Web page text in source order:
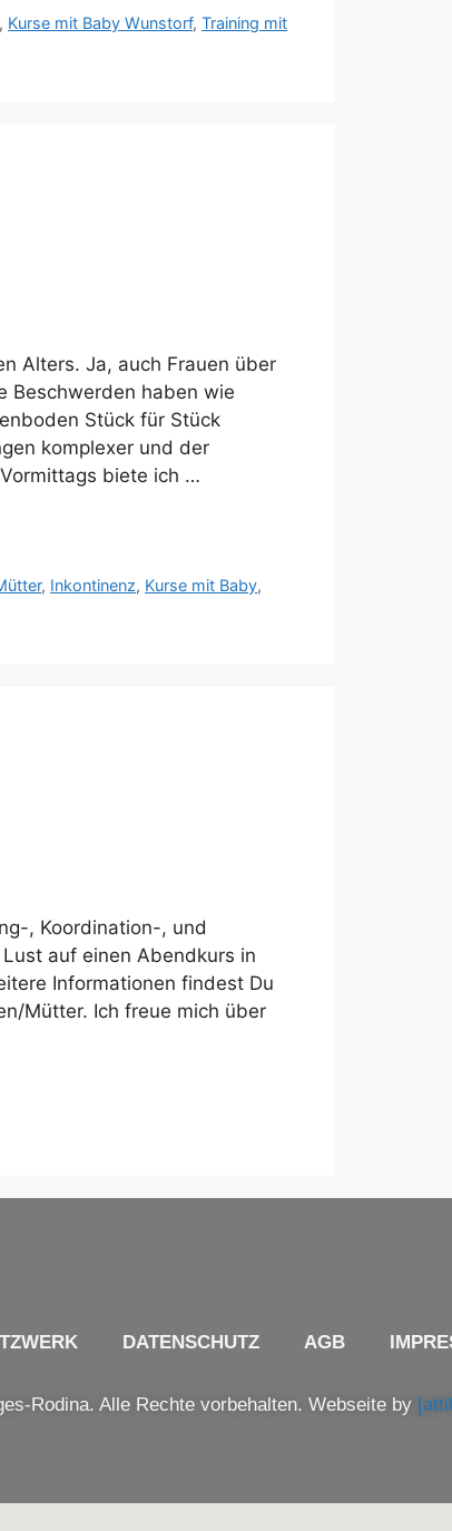
, Kurse mit Baby Wunstorf,Training mit
Alters. Ja, auch Frauen über
Beschwerden haben wie
Stück für Stück
komplexer und der
biete ich …
, Inkontinenz, Kurse mit Baby,
, Koordination-, und
auf einen Abendkurs in
Informationen findest Du
Mütter. Ich freue mich über
DATENSCHUTZ AGB
Rodina. Alle Rechte vorbehalten. Webseite by